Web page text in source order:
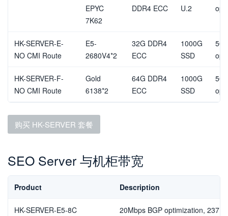
EPYC
7K62
DDR4 ECC
U.2
HK-SERVER-E-
NO CMI Route
E5-
2680V4*2
32G DDR4
ECC
1000G
SSD
HK-SERVER-F-
NO CMI Route
Gold
6138*2
64G DDR4
ECC
1000G
SSD
购买 HK-SERVER 套餐
SEO Server 与机柜带宽
Product Description
HK-SERVER-E5-8C 20Mbps BGP optimization, 237